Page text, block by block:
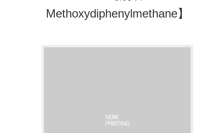
Methoxydiphenylmethane】